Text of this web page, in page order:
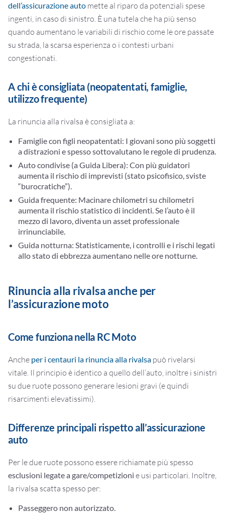
dell’assicurazione auto mette al riparo da potenziali spese
ingenti, in caso di sinistro. È una tutela che ha più senso
quando aumentano le variabili di rischio come le ore passate
su strada, la scarsa esperienza o i contesti urbani
congestionati.
A chi è consigliata (neopatentati, famiglie,
utilizzo frequente)
La rinuncia alla rivalsa è consigliata a:
Famiglie con figli neopatentati: I giovani sono più soggetti
a distrazioni e spesso sottovalutano le regole di prudenza.
Auto condivise (a Guida Libera): Con più guidatori
aumenta il rischio di imprevisti (stato psicofisico, sviste
“burocratiche”).
Guida frequente: Macinare chilometri su chilometri
aumenta il rischio statistico di incidenti. Se l’auto è il
mezzo di lavoro, diventa un asset professionale
irrinunciabile.
Guida notturna: Statisticamente, i controlli e i rischi legati
allo stato di ebbrezza aumentano nelle ore notturne.
Rinuncia alla rivalsa anche per
l’assicurazione moto
Come funziona nella RC Moto
Anche per i centauri la rinuncia alla rivalsa può rivelarsi
vitale. Il principio è identico a quello dell’auto, inoltre i sinistri
su due ruote possono generare lesioni gravi (e quindi
risarcimenti elevatissimi).
Differenze principali rispetto all’assicurazione
auto
Per le due ruote possono essere richiamate più spesso
esclusioni legate a gare/competizioni e usi particolari. Inoltre,
la rivalsa scatta spesso per:
Passeggero non autorizzato.